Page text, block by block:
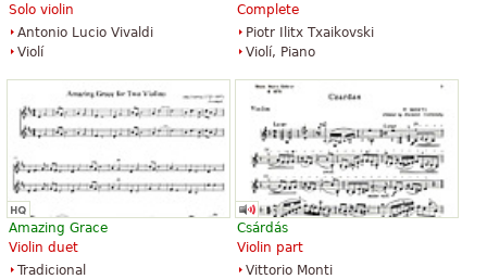
Eine Kleine Nachtmusik
Flute, Piano, Violin
Theodore Presser Company
Solo violin
Antonio Lucio Vivaldi
Violí
Complete
Piotr Ilitx Txaikovski
Violí, Piano
Amazing Grace
Violin duet
Tradicional
Csárdás
Violin part
Vittorio Monti